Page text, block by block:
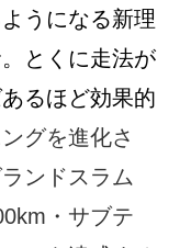
うになる新理
とくに走法が
るほど効果的
グを進化さ
ンドスラム
・サブテ